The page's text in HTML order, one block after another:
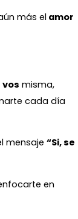
más el amor
vos misma,
cada día
mensaje “Si, se
en